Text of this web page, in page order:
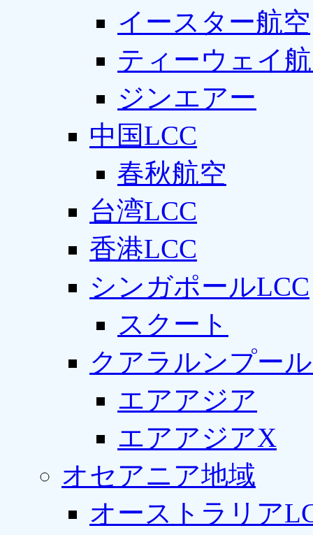
イースター航空
ティーウェイ
ジンエアー
中国LCC
春秋航空
台湾LCC
香港LCC
シンガポールLCC
スクート
クアラルンプー
エアアジア
エアアジアX
オセアニア地域
オーストラリア